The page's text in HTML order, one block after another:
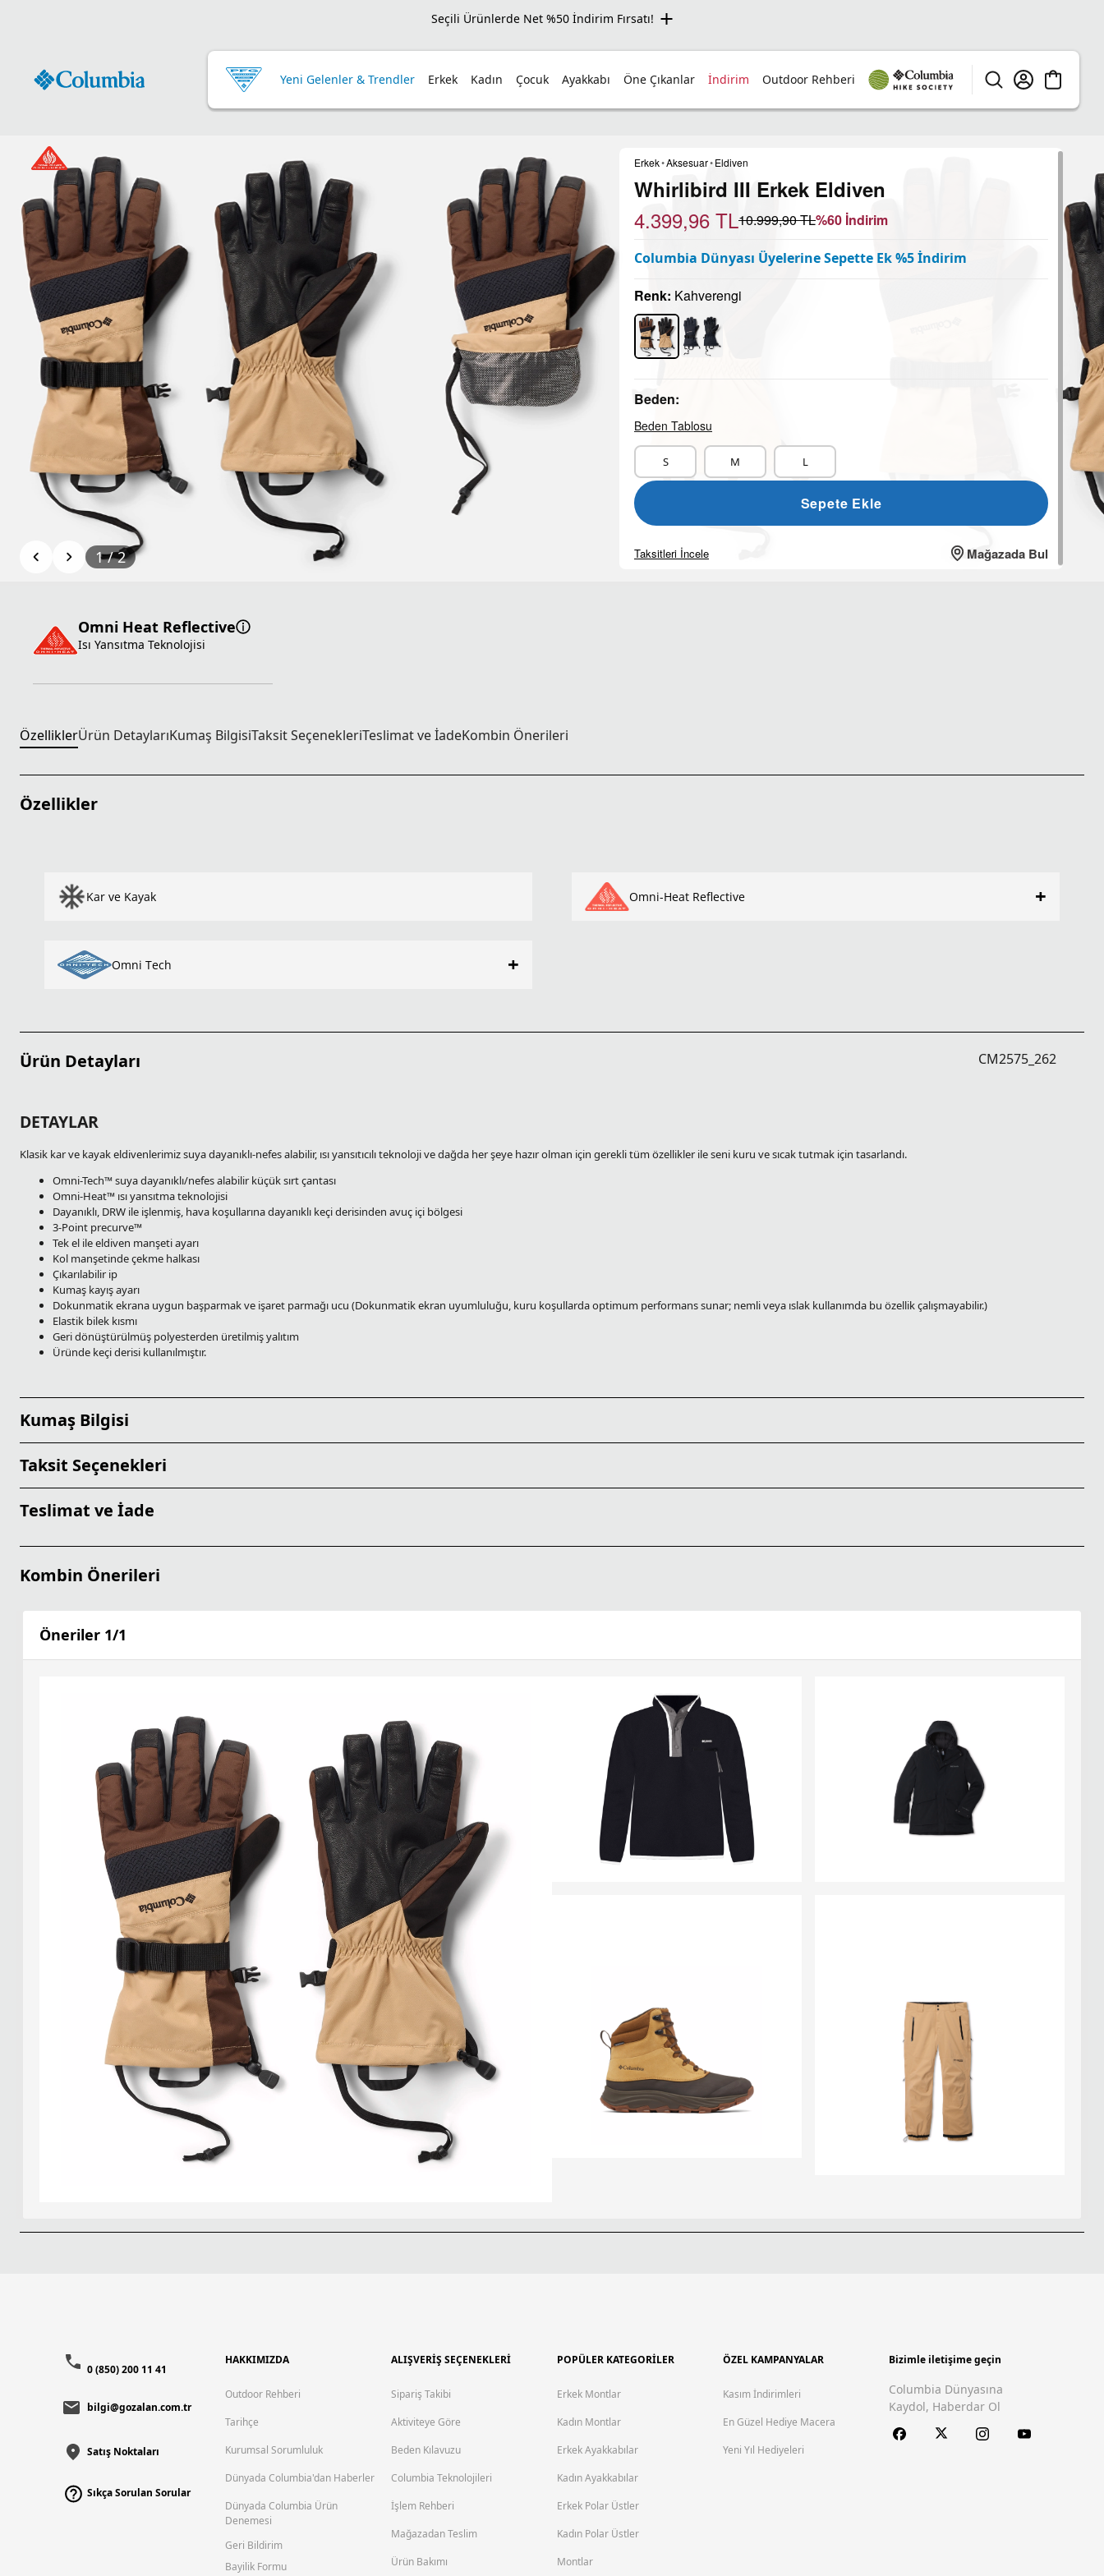
Seçili Ürünlerde Net %50 İndirim Fırsatı!
Yeni Gelenler & Trendler Erkek Kadın Çocuk Ayakkabı Öne Çıkanlar İndirim Outdoor Rehberi
1 / 2
Erkek•Aksesuar•Eldiven
Whirlibird III Erkek Eldiven
4.399,96 TL10.999,90TL%60 İndirim
Columbia Dünyası Üyelerine Sepette Ek %5 İndirim
Renk: Kahverengi
Beden:
Beden Tablosu
S M L
Sepete Ekle
Taksitleri İncele Mağazada Bul
Omni Heat Reflective
Isı Yansıtma Teknolojisi
ÖzelliklerÜrün DetaylarıKumaş BilgisiTaksit SeçenekleriTeslimat ve İadeKombin Önerileri
Özellikler
Kar ve Kayak Omni-Heat Reflective +
Omni Tech +
Ürün Detayları CM2575_262
DETAYLAR
Klasik kar ve kayak eldivenlerimiz suya dayanıklı-nefes alabilir, ısı yansıtıcılı teknoloji ve dağda her şeye hazır olman için gerekli tüm özellikler ile seni kuru ve sıcak tutmak için tasarlandı.
Omni-Tech™ suya dayanıklı/nefes alabilir küçük sırt çantası
Omni-Heat™ ısı yansıtma teknolojisi
Dayanıklı, DRW ile işlenmiş, hava koşullarına dayanıklı keçi derisinden avuç içi bölgesi
3-Point precurve™
Tek el ile eldiven manşeti ayarı
Kol manşetinde çekme halkası
Çıkarılabilir ip
Kumaş kayış ayarı
Dokunmatik ekrana uygun başparmak ve işaret parmağı ucu (Dokunmatik ekran uyumluluğu, kuru koşullarda optimum performans sunar; nemli veya ıslak kullanımda bu özellik çalışmayabilir.)
Elastik bilek kısmı
Geri dönüştürülmüş polyesterden üretilmiş yalıtım
Üründe keçi derisi kullanılmıştır.
Kumaş Bilgisi
Taksit Seçenekleri
Teslimat ve İade
Kombin Önerileri
Öneriler 1/1
0 (850) 200 11 41
bilgi@gozalan.com.tr
Satış Noktaları
Sıkça Sorulan Sorular
HAKKIMIZDA
Outdoor Rehberi
Tarihçe
Kurumsal Sorumluluk
Dünyada Columbia'dan Haberler
Dünyada Columbia Ürün
Denemesi
Geri Bildirim
Bayilik Formu
ALIŞVERİŞ SEÇENEKLERİ
Sipariş Takibi
Aktiviteye Göre
Beden Kılavuzu
Columbia Teknolojileri
İşlem Rehberi
Mağazadan Teslim
Ürün Bakımı
POPÜLER KATEGORİLER
Erkek Montlar
Kadın Montlar
Erkek Ayakkabılar
Kadın Ayakkabılar
Erkek Polar Üstler
Kadın Polar Üstler
Montlar
ÖZEL KAMPANYALAR
Kasım İndirimleri
En Güzel Hediye Macera
Yeni Yıl Hediyeleri
Bizimle iletişime geçin
Columbia Dünyasına
Kaydol, Haberdar Ol